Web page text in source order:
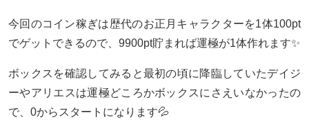
今回のコイン稼ぎは歴代のお正月キャラクターを1体100pt
でゲットできるので、9900pt貯まれば運極が1体作れます✨
ボックスを確認してみると最初の頃に降臨していたデイジ
ーやアリエスは運極どころかボックスにさえいなかったの
で、0からスタートになります💦